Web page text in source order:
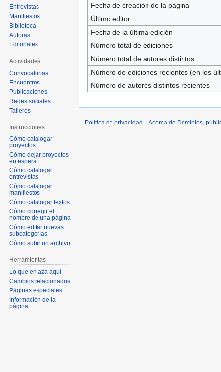
Fecha de creación de la página
Último editor
Fecha de la última edición
Número total de ediciones
Número total de autores distintos
Número de ediciones recientes (en los
Número de autores distintos recientes
Entrevistas
Manifiestos
Biblioteca
Autoras
Editoriales
Actividades
Convocatorias
Encuentros
Publicaciones
Redes sociales
Talleres
Instrucciones
Cómo catalogar
proyectos
Cómo dejar proyectos
en espera
Cómo catalogar
entrevistas
Cómo catalogar
manifiestos
Cómo catalogar textos
Cómo corregir el
nombre de una página
Cómo editar nuevas
subcategorías
Cómo subir un archivo
Herramientas
Lo que enlaza aquí
Cambios relacionados
Páginas especiales
Información de la
página
Política de privacidad Acerca de Dominios,